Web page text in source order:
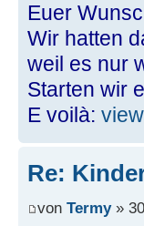
Euer
Wir hatten
weil es nur
Starten wir
E voilà:
Re:
von Termy»